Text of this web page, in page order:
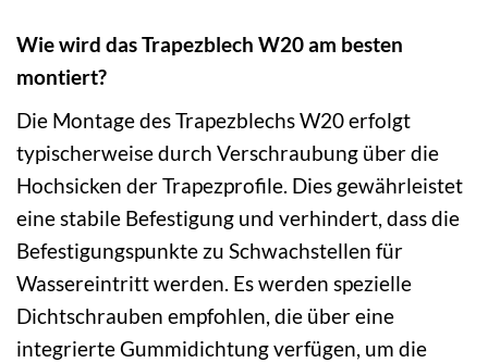
Wie wird das Trapezblech W20 am besten
montiert?
Die Montage des Trapezblechs W20 erfolgt
typischerweise durch Verschraubung über die
Hochsicken der Trapezprofile. Dies gewährleistet
eine stabile Befestigung und verhindert, dass die
Befestigungspunkte zu Schwachstellen für
Wassereintritt werden. Es werden spezielle
Dichtschrauben empfohlen, die über eine
integrierte Gummidichtung verfügen, um die